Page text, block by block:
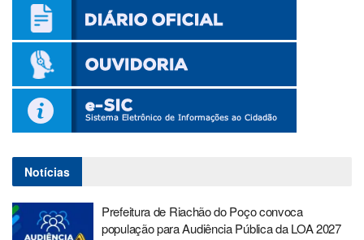
Notícias
Prefeitura de Riachão do Poço convoca
população para Audiência Pública da LOA 2027